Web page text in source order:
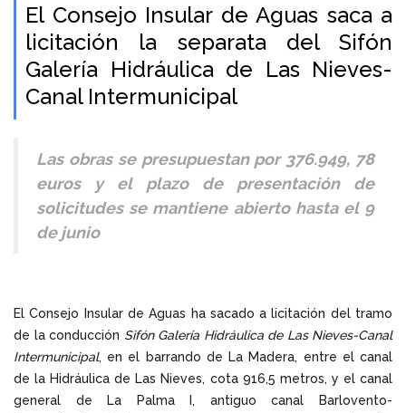
El Consejo Insular de Aguas saca a
licitación la separata del Sifón
Galería Hidráulica de Las Nieves-
Canal Intermunicipal
Las obras se presupuestan por 376.949, 78
euros y el plazo de presentación de
solicitudes se mantiene abierto hasta el 9
de junio
El Consejo Insular de Aguas ha sacado a licitación del tramo
de la conducción Sifón Galería Hidráulica de Las Nieves-Canal
Intermunicipal, en el barrando de La Madera, entre el canal
de la Hidráulica de Las Nieves, cota 916,5 metros, y el canal
general de La Palma I, antiguo canal Barlovento-